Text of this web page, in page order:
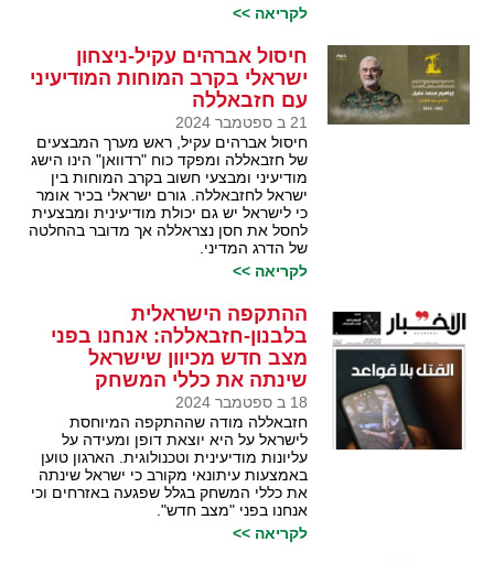
לקריאה >>
חיסול אברהים עקיל-ניצחון
ישראלי בקרב המוחות המודיעיני
עם חזבאללה
21 ב ספטמבר 2024
חיסול אברהים עקיל, ראש מערך המבצעים
של חזבאללה ומפקד כוח "רדוואן" הינו הישג
מודיעיני ומבצעי חשוב בקרב המוחות בין
ישראל לחזבאללה. גורם ישראלי בכיר אומר
כי לישראל יש גם יכולת מודיעינית ומבצעית
לחסל את חסן נצראללה אך מדובר בהחלטה
של הדרג המדיני.
לקריאה >>
ההתקפה הישראלית
בלבנון-חזבאללה: אנחנו בפני
מצב חדש מכיוון שישראל
שינתה את כללי המשחק
18 ב ספטמבר 2024
חזבאללה מודה שההתקפה המיוחסת
לישראל על היא יוצאת דופן ומעידה על
עליונות מודיעינית וטכנולוגית. הארגון טוען
באמצעות עיתונאי מקורב כי ישראל שינתה
את כללי המשחק בגלל שפגעה באזרחים וכי
אנחנו בפני "מצב חדש".
לקריאה >>